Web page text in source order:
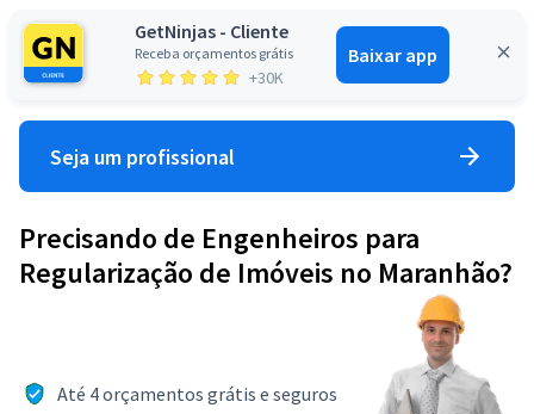
GetNinjas - Cliente
Receba orçamentos grátis
+30K
Baixar app
Entrar
Seja um profissional
Precisando de Engenheiros para
Regularização de Imóveis no Maranhão?
Até 4 orçamentos grátis e seguros